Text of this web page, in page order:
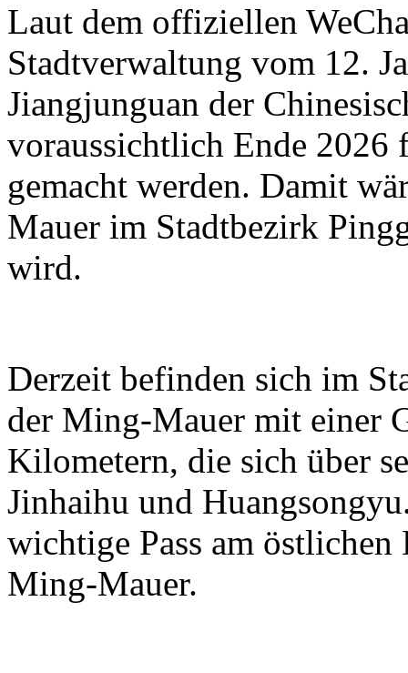
Laut dem offiziellen
Stadtverwaltung vom 12.
Jiangjunguan der
voraussichtlich Ende
gemacht werden. Damit
Mauer im Stadtbezirk
wird.
Derzeit befinden sich im
der Ming-Mauer mit einer
Kilometern, die sich über
Jinhaihu und
wichtige Pass am
Ming-Mauer.